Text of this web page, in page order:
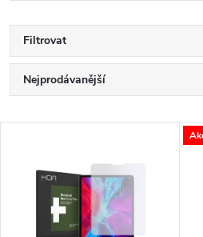
Filtrovat
Ř
a
Nejprodávanější
Abecedně